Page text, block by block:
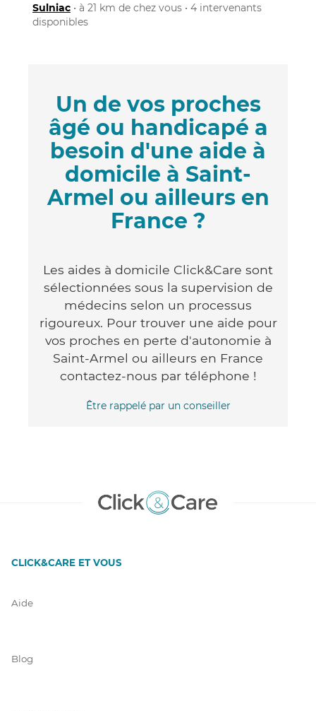
Sulniac • à 21 km de chez vous • 4 intervenants
disponibles
Un de vos proches
âgé ou handicapé a
besoin d'une aide à
domicile à Saint-
Armel ou ailleurs en
France ?
Les aides à domicile Click&Care sont
sélectionnées sous la supervision de
médecins selon un processus
rigoureux. Pour trouver une aide pour
vos proches en perte d'autonomie à
Saint-Armel ou ailleurs en France
contactez-nous par téléphone !
Être rappelé par un conseiller
CLICK&CARE ET VOUS
Aide
Blog